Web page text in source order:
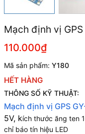
Mạch định vị
110.000₫
Mã sản phẩm: Y180
HẾT HÀNG
THÔNG SỐ KỸ THUẬT:
Mạch định vị GPS
5V, kích thước ăng ten
chỉ báo tín hiệu LED